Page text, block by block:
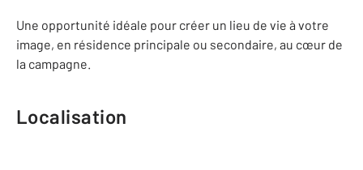
Une opportunité idéale pour créer un lieu de vie à votre
image, en résidence principale ou secondaire, au cœur de
la campagne.
Localisation